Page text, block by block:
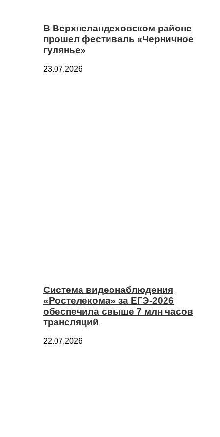
В Верхнеландеховском районе
прошел фестиваль «Черничное
гулянье»
23.07.2026
Система видеонаблюдения
«Ростелекома» за ЕГЭ-2026
обеспечила свыше 7 млн часов
трансляций
22.07.2026